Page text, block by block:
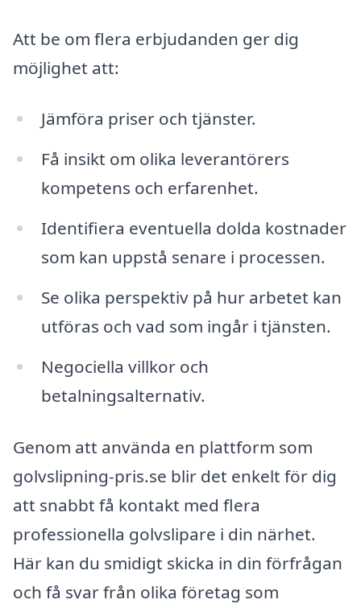
Att be om flera erbjudanden ger dig
möjlighet att:
Jämföra priser och tjänster.
Få insikt om olika leverantörers
kompetens och erfarenhet.
Identifiera eventuella dolda kostnader
som kan uppstå senare i processen.
Se olika perspektiv på hur arbetet kan
utföras och vad som ingår i tjänsten.
Negociella villkor och
betalningsalternativ.
Genom att använda en plattform som
golvslipning-pris.se blir det enkelt för dig
att snabbt få kontakt med flera
professionella golvslipare i din närhet.
Här kan du smidigt skicka in din förfrågan
och få svar från olika företag som